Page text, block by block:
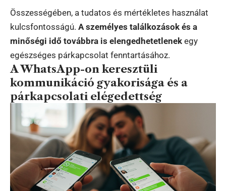
Összességében, a tudatos és mértékletes használat
kulcsfontosságú. A személyes találkozások és a
minőségi idő továbbra is elengedhetetlenek egy
egészséges párkapcsolat fenntartásához.
A WhatsApp-on keresztüli
kommunikáció gyakorisága és a
párkapcsolati elégedettség